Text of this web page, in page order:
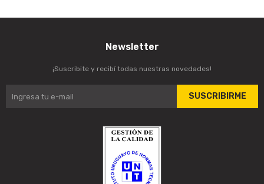
Newsletter
¡Suscribite y recibí todas nuestras novedades!
SUSCRIBIRME